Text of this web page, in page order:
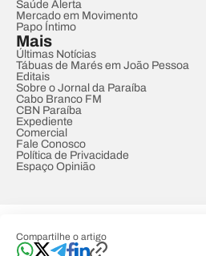
Compartilhe o artigo
Saúde Alerta
Mercado em Movimento
Papo Íntimo
Mais
Últimas Notícias
Tábuas de Marés em João Pessoa
Editais
Sobre o Jornal da Paraíba
Cabo Branco FM
CBN Paraíba
Expediente
Comercial
Fale Conosco
Política de Privacidade
Espaço Opinião